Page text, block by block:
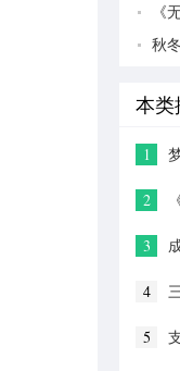
《
秋
本类
1
2
3
4
5